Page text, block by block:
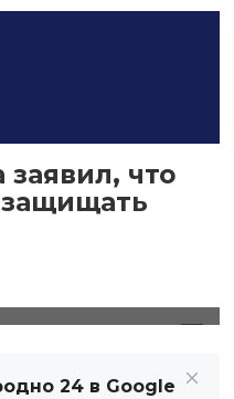
что
24 в Google